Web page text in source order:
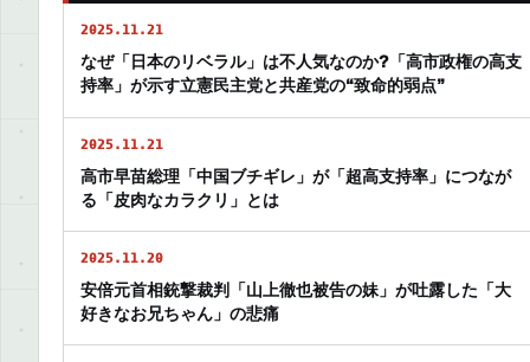
2025.11.21
なぜ「日本のリベラル」は不人気なのか?「高市政権の高支
持率」が示す立憲民主党と共産党の“致命的弱点”
2025.11.21
高市早苗総理「中国ブチギレ」が「超高支持率」につなが
る「皮肉なカラクリ」とは
2025.11.20
安倍元首相銃撃裁判「山上徹也被告の妹」が吐露した「大
好きなお兄ちゃん」の悲痛